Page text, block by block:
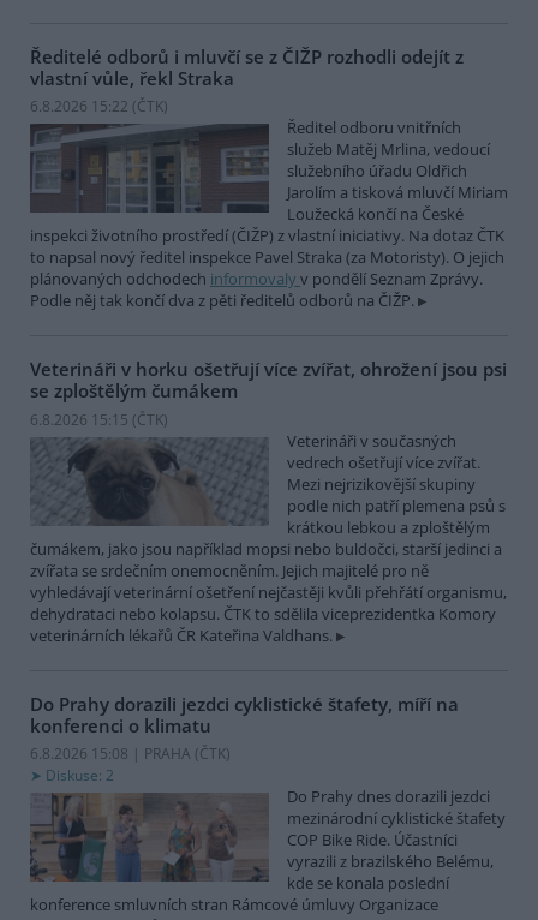
Ředitelé odborů i mluvčí se z ČIŽP rozhodli odejít z
vlastní vůle, řekl Straka
6.8.2026 15:22 (ČTK)
Ředitel odboru vnitřních
služeb Matěj Mrlina, vedoucí
služebního úřadu Oldřich
Jarolím a tisková mluvčí Miriam
Loužecká končí na České
inspekci životního prostředí (ČIŽP) z vlastní iniciativy. Na dotaz ČTK
to napsal nový ředitel inspekce Pavel Straka (za Motoristy). O jejich
plánovaných odchodech informovaly v pondělí Seznam Zprávy.
Podle něj tak končí dva z pěti ředitelů odborů na ČIŽP.
Veterináři v horku ošetřují více zvířat, ohrožení jsou psi
se zploštělým čumákem
6.8.2026 15:15 (ČTK)
Veterináři v současných
vedrech ošetřují více zvířat.
Mezi nejrizikovější skupiny
podle nich patří plemena psů s
krátkou lebkou a zploštělým
čumákem, jako jsou například mopsi nebo buldočci, starší jedinci a
zvířata se srdečním onemocněním. Jejich majitelé pro ně
vyhledávají veterinární ošetření nejčastěji kvůli přehřátí organismu,
dehydrataci nebo kolapsu. ČTK to sdělila viceprezidentka Komory
veterinárních lékařů ČR Kateřina Valdhans.
Do Prahy dorazili jezdci cyklistické štafety, míří na
konferenci o klimatu
6.8.2026 15:08 | PRAHA (ČTK)
Diskuse: 2
Do Prahy dnes dorazili jezdci
mezinárodní cyklistické štafety
COP Bike Ride. Účastníci
vyrazili z brazilského Belému,
kde se konala poslední
konference smluvních stran Rámcové úmluvy Organizace